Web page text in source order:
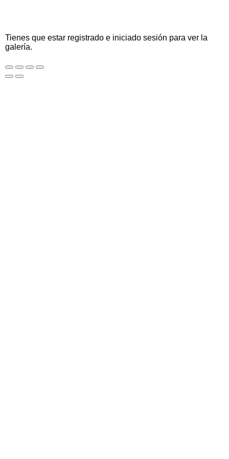
Tienes que estar registrado e iniciado sesión para ver la
galería.